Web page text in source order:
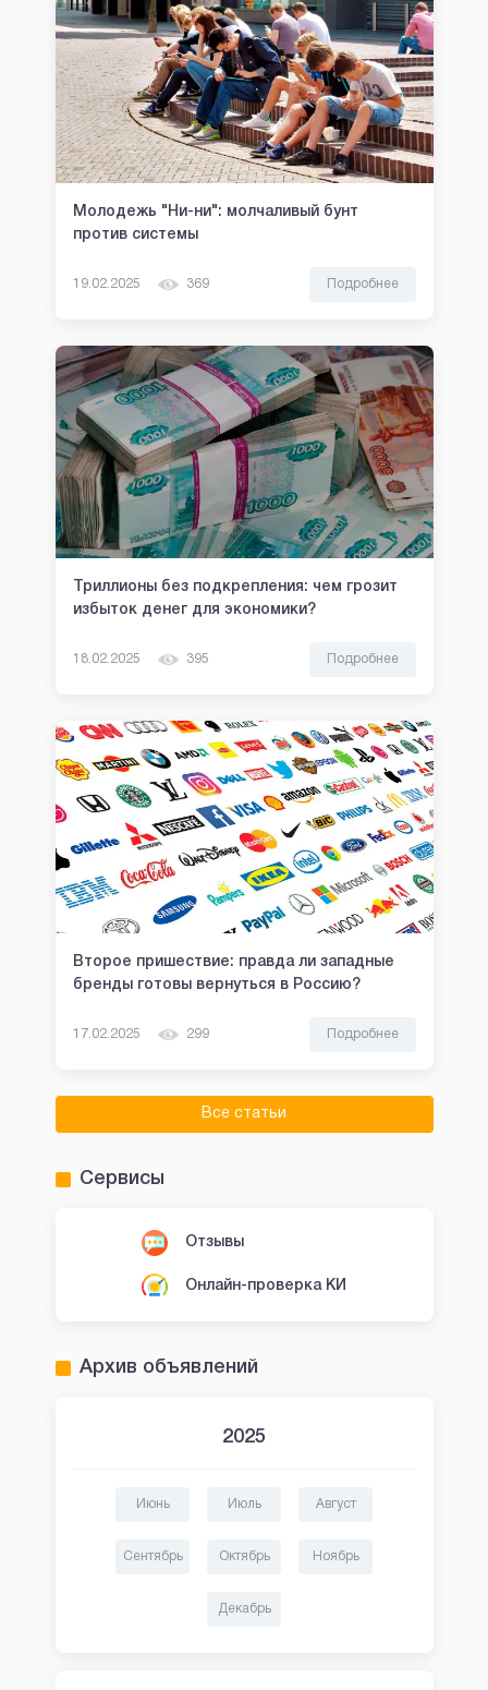
Молодежь "Ни-ни": молчаливый бунт
против системы
19.02.2025 369 Подробнее
Триллионы без подкрепления: чем грозит
избыток денег для экономики?
18.02.2025 395 Подробнее
Второе пришествие: правда ли западные
бренды готовы вернуться в Россию?
17.02.2025 299 Подробнее
Все статьи
Сервисы
Отзывы
Онлайн-проверка КИ
Архив объявлений
2025
Июнь Июль Август
Сентябрь Октябрь Ноябрь
Декабрь